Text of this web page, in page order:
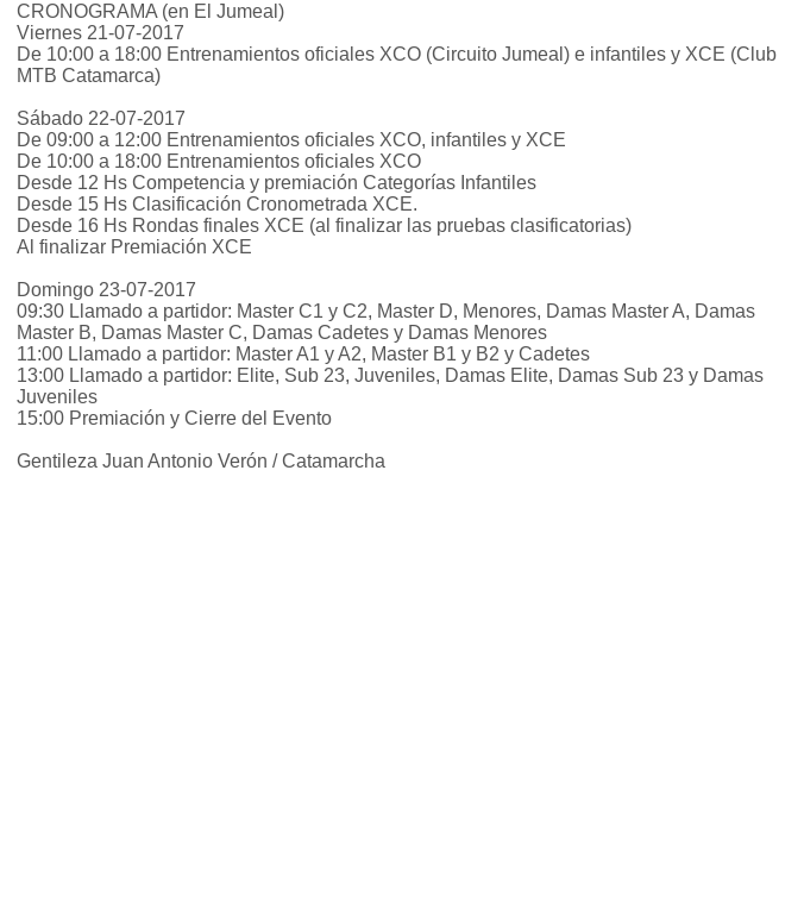
CRONOGRAMA (en El Jumeal)
Viernes 21-07-2017
De 10:00 a 18:00 Entrenamientos oficiales XCO (Circuito Jumeal) e infantiles y XCE (Club
MTB Catamarca)
Sábado 22-07-2017
De 09:00 a 12:00 Entrenamientos oficiales XCO, infantiles y XCE
De 10:00 a 18:00 Entrenamientos oficiales XCO
Desde 12 Hs Competencia y premiación Categorías Infantiles
Desde 15 Hs Clasificación Cronometrada XCE.
Desde 16 Hs Rondas finales XCE (al finalizar las pruebas clasificatorias)
Al finalizar Premiación XCE
Domingo 23-07-2017
09:30 Llamado a partidor: Master C1 y C2, Master D, Menores, Damas Master A, Damas
Master B, Damas Master C, Damas Cadetes y Damas Menores
11:00 Llamado a partidor: Master A1 y A2, Master B1 y B2 y Cadetes
13:00 Llamado a partidor: Elite, Sub 23, Juveniles, Damas Elite, Damas Sub 23 y Damas
Juveniles
15:00 Premiación y Cierre del Evento
Gentileza Juan Antonio Verón / Catamarcha